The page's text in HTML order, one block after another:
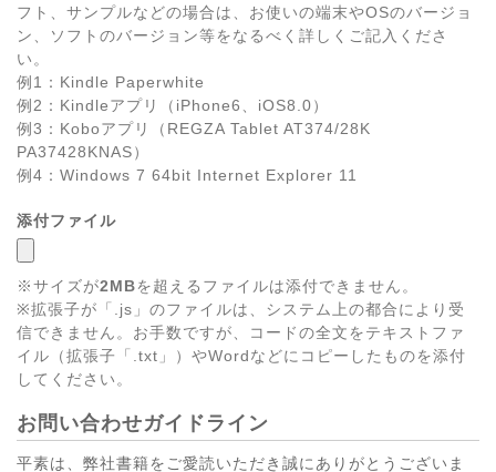
フト、サンプルなどの場合は、お使いの端末やOSのバージョ
ン、ソフトのバージョン等をなるべく詳しくご記入くださ
い。
例1：Kindle Paperwhite
例2：Kindleアプリ（iPhone6、iOS8.0）
例3：Koboアプリ（REGZA Tablet AT374/28K
PA37428KNAS）
例4：Windows 7 64bit Internet Explorer 11
添付ファイル
※サイズが2MBを超えるファイルは添付できません。
※拡張子が「.js」のファイルは、システム上の都合により受
信できません。お手数ですが、コードの全文をテキストファ
イル（拡張子「.txt」）やWordなどにコピーしたものを添付
してください。
お問い合わせガイドライン
平素は、弊社書籍をご愛読いただき誠にありがとうございま